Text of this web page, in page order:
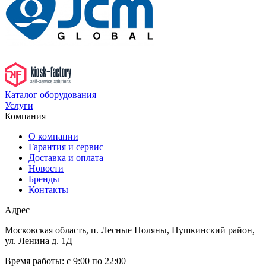
Каталог оборудования
Услуги
Компания
О компании
Гарантия и сервис
Доставка и оплата
Новости
Бренды
Контакты
Адрес
Московская область, п. Лесные Поляны, Пушкинский район,
ул. Ленина д. 1Д
Время работы: с 9:00 по 22:00